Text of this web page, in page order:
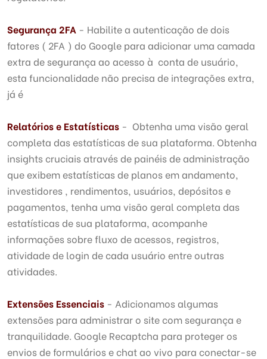
Segurança 2FA - Habilite a autenticação de dois
fatores ( 2FA ) do Google para adicionar uma camada
extra de segurança ao acesso à conta de usuário,
esta funcionalidade não precisa de integrações extra,
já é
Relatórios e Estatísticas - Obtenha uma visão geral
completa das estatísticas de sua plataforma. Obtenha
insights cruciais através de painéis de administração
que exibem estatísticas de planos em andamento,
investidores , rendimentos, usuários, depósitos e
pagamentos, tenha uma visão geral completa das
estatísticas de sua plataforma, acompanhe
informações sobre fluxo de acessos, registros,
atividade de login de cada usuário entre outras
atividades.
Extensões Essenciais - Adicionamos algumas
extensões para administrar o site com segurança e
tranquilidade. Google Recaptcha para proteger os
envios de formulários e chat ao vivo para conectar-se